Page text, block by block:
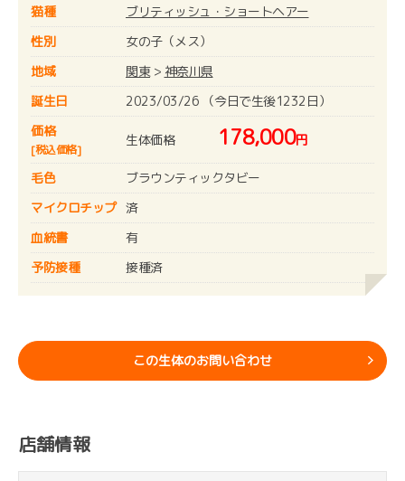
猫種
ブリティッシュ・ショートヘアー
性別
女の子（メス）
地域
関東> 神奈川県
誕生日
2023/03/26 （今日で生後1232日）
価格
[税込価格]
生体価格 178,000円
毛色
ブラウンティックタビー
マイクロチップ 済
血統書
有
予防接種
接種済
この生体のお問い合わせ
店舗情報